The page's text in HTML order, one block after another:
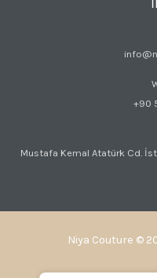
+90
Mustafa Kemal Atatürk Cd.
Niya Couture ©